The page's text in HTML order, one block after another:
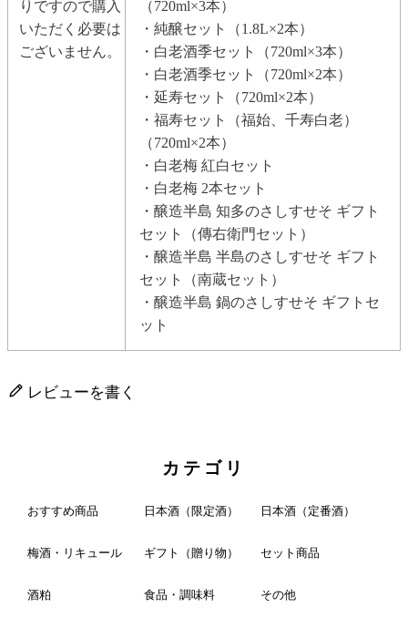
りですので購入
いただく必要は
ございません。
（720ml×3本）
・純醸セット（1.8L×2本）
・白老酒季セット（720ml×3本）
・白老酒季セット（720ml×2本）
・延寿セット（720ml×2本）
・福寿セット（福始、千寿白老）
（720ml×2本）
・白老梅 紅白セット
・白老梅 2本セット
・醸造半島 知多のさしすせそ ギフト
セット（傳右衛門セット）
・醸造半島 半島のさしすせそ ギフト
セット（南蔵セット）
・醸造半島 鍋のさしすせそ ギフトセ
ット
レビューを書く
カテゴリ
おすすめ商品 日本酒（限定酒） 日本酒（定番酒）
梅酒・リキュール ギフト（贈り物） セット商品
酒粕 食品・調味料 その他